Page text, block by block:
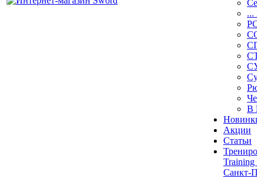
...
В
Акции
Статьи
Training
Санкт-